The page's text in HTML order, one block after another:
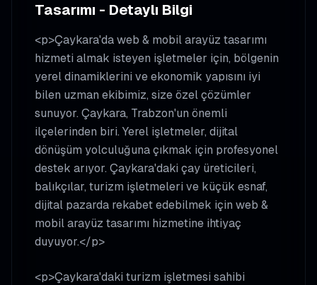
Tasarımı - Detaylı Bilgi
<p>Çaykara'da web & mobil arayüz tasarımı
hizmeti almak isteyen işletmeler için, bölgenin
yerel dinamiklerini ve ekonomik yapısını iyi
bilen uzman ekibimiz, size özel çözümler
sunuyor. Çaykara, Trabzon'un önemli
ilçelerinden biri. Yerel işletmeler, dijital
dönüşüm yolculuğuna çıkmak için profesyonel
destek arıyor. Çaykara'daki çay üreticileri,
balıkçılar, turizm işletmeleri ve küçük esnaf,
dijital pazarda rekabet edebilmek için web &
mobil arayüz tasarımı hizmetine ihtiyaç
duyuyor.</p>
<p>Çaykara'daki turizm işletmesi sahibi